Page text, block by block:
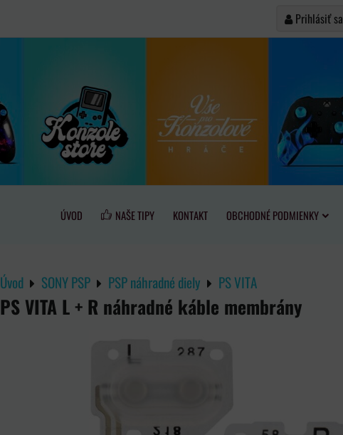
Prihlásiť sa
ÚVOD NAŠE TIPY KONTAKT OBCHODNÉ PODMIENKY
Úvod SONY PSP PSP náhradné diely PS VITA
PS VITA L + R náhradné káble membrány